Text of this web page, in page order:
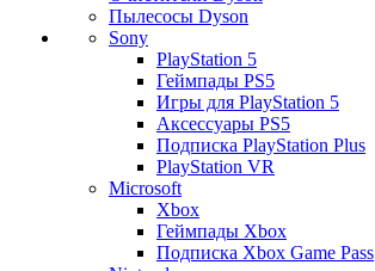
Пылесосы Dyson
Sony
PlayStation 5
Геймпады PS5
Игры для PlayStation 5
Аксессуары PS5
Подписка PlayStation Plus
PlayStation VR
Microsoft
Xbox
Геймпады Xbox
Подписка Xbox Game Pass